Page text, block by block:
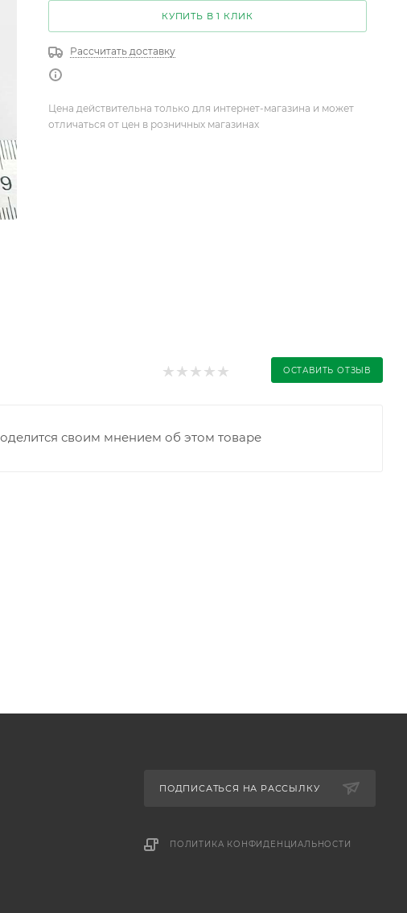
КУПИТЬ В 1 КЛИК
Рассчитать доставку
Цена действительна только для интернет-магазина и может
отличаться от цен в розничных магазинах
ОСТАВИТЬ ОТЗЫВ
своим мнением об этом товаре
ПОДПИСАТЬСЯ НА РАССЫЛКУ
ПОЛИТИКА КОНФИДЕНЦИАЛЬНОСТИ